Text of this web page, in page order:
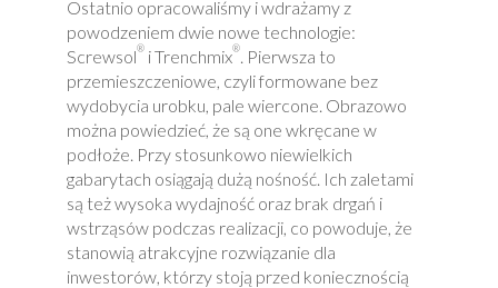
Ostatnio opracowaliśmy i wdrażamy z
powodzeniem dwie nowe technologie:
Screwsol®i Trenchmix®. Pierwsza to
przemieszczeniowe, czyli formowane bez
wydobycia urobku, pale wiercone. Obrazowo
można powiedzieć, że są one wkręcane w
podłoże. Przy stosunkowo niewielkich
gabarytach osiągają dużą nośność. Ich zaletami
są też wysoka wydajność oraz brak drgań i
wstrząsów podczas realizacji, co powoduje, że
stanowią atrakcyjne rozwiązanie dla
inwestorów, którzy stoją przed koniecznością